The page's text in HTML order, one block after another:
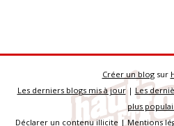
Créer un blogsur
Les derniers blogs mis à jour| Les
plus
Déclarer un contenu illicite |Mentions